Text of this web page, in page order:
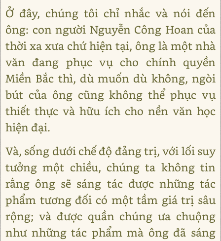
Ở đây, chúng tôi chỉ nhắc và nói đến
ông: con người Nguyễn Công Hoan của
thời xa xưa chứ hiện tại, ông là một nhà
văn đang phục vụ cho chính quyền
Miền Bắc thì, dù muốn dù không, ngòi
bút của ông cũng không thể phục vụ
thiết thực và hữu ích cho nền văn học
hiện đại.
Và, sống dưới chế độ đảng trị, với lối suy
tưởng một chiều, chúng ta không tin
rằng ông sẽ sáng tác được những tác
phẩm tương đối có một tầm giá trị sâu
rộng; và được quần chúng ưa chuộng
như những tác phẩm mà ông đã sáng